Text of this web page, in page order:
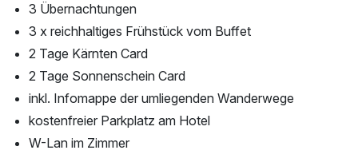
3 Übernachtungen
3 x reichhaltiges Frühstück vom Buffet
2 Tage Kärnten Card
2 Tage Sonnenschein Card
inkl. Infomappe der umliegenden Wanderwege
kostenfreier Parkplatz am Hotel
W-Lan im Zimmer